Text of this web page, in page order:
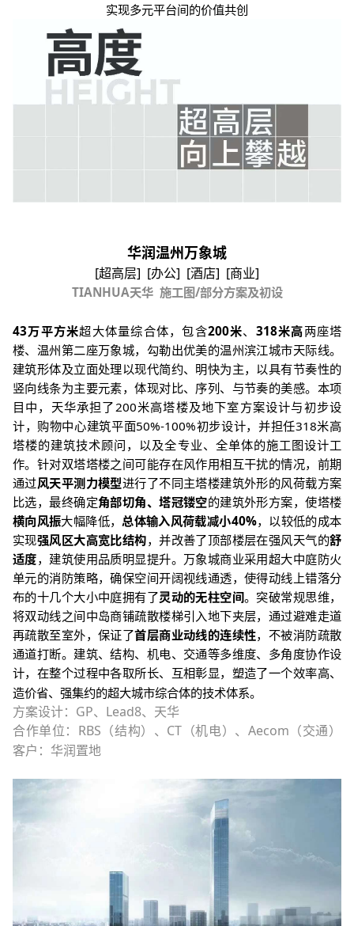
实现多元平台间的价值共创
华润温州万象城
[超高层] [办公] [酒店] [商业]
TIANHUA天华 施工图/部分方案及初设
43万平方米超大体量综合体，包含200米、 318米高两座塔
楼、温州第二座万象城，勾勒出优美的温州滨江城市天际线。
建筑形体及立面处理以现代简约、明快为主，以具有节奏性的
竖向线条为主要元素，体现对比、序列、与节奏的美感。本项
目中，天华承担了200米高塔楼及地下室方案设计与初步设
计，购物中心建筑平面50%-100%初步设计，并担任318米高
塔楼的建筑技术顾问，以及全专业、全单体的施工图设计工
作。针对双塔塔楼之间可能存在风作用相互干扰的情况，前期
通过风天平测力模型进行了不同主塔楼建筑外形的风荷载方案
比选，最终确定角部切角、塔冠镂空的建筑外形方案，使塔楼
横向风振大幅降低，总体输入风荷载减小40%，以较低的成本
实现强风区大高宽比结构，并改善了顶部楼层在强风天气的舒
适度，建筑使用品质明显提升。万象城商业采用超大中庭防火
单元的消防策略，确保空间开阔视线通透，使得动线上错落分
布的十几个大小中庭拥有了灵动的无柱空间。突破常规思维，
将双动线之间中岛商铺疏散楼梯引入地下夹层，通过避难走道
再疏散至室外，保证了首层商业动线的连续性，不被消防疏散
通道打断。建筑、结构、机电、交通等多维度、多角度协作设
计，在整个过程中各取所长、互相彰显，塑造了一个效率高、
造价省、强集约的超大城市综合体的技术体系。
方案设计： GP、 Lead8、天华
合作单位： RBS （结构）、 CT （机电）、 Aecom （交通）
客户：华润置地